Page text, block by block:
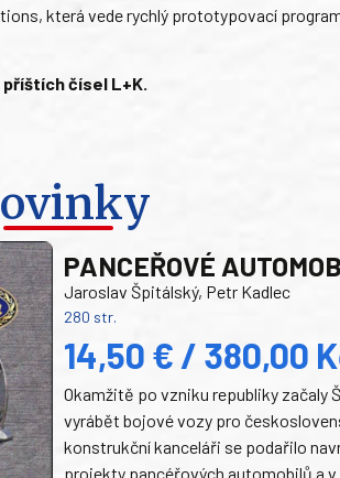
která vede rychlý prototypovací
čísel L+K.
PANCEŘOVÉ
Jaroslav Špitálský, Petr Kadlec
280 str.
14,50 € / 380,00
Okamžitě po vzniku republiky začaly
vyrábět bojové vozy pro
konstrukční kanceláři se podařilo
projekty pancéřových automobilů a